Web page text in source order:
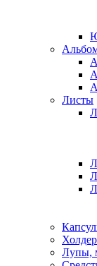
Листы
Лупы,